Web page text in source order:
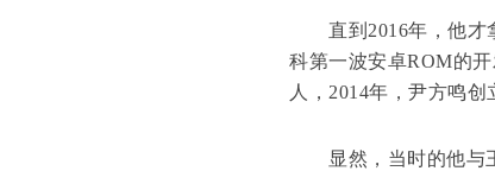
直到2016年，他才拿
科第一波安卓ROM的
人，2014年，尹方鸣创
显然，当时的他与王